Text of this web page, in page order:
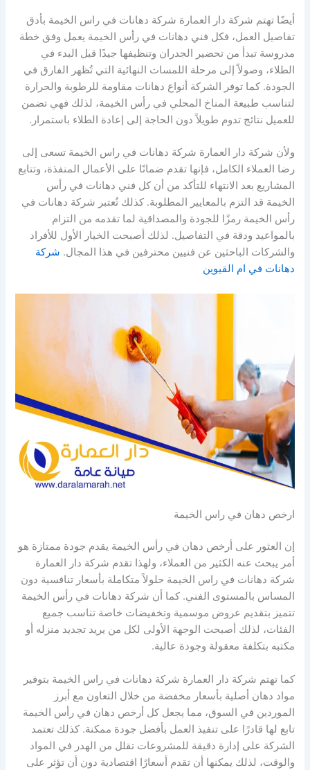
أيضًا تهتم شركة دار العمارة شركة دهانات في راس الخيمة بأدق
تفاصيل العمل، فكل فني دهانات في رأس الخيمة يعمل وفق خطة
مدروسة تبدأ من تحضير الجدران وتنظيفها جيدًا قبل البدء في
الطلاء، وصولاً إلى مرحلة اللمسات النهائية التي تُظهر الفارق في
الجودة. كما توفر الشركة أنواع دهانات مقاومة للرطوبة والحرارة
لتناسب طبيعة المناخ المحلي في رأس الخيمة، لذلك فهي تضمن
للعميل نتائج تدوم طويلاً دون الحاجة إلى إعادة الطلاء باستمرار.
ولأن شركة دار العمارة شركة دهانات في راس الخيمة تسعى إلى
رضا العملاء الكامل، فإنها تقدم ضمانًا على الأعمال المنفذة، وتتابع
المشاريع بعد الانتهاء للتأكد من أن كل فني دهانات في رأس
الخيمة قد التزم بالمعايير المطلوبة. كذلك تُعتبر شركة دهانات في
رأس الخيمة رمزًا للجودة والمصداقية لما تقدمه من التزام
بالمواعيد ودقة في التفاصيل. لذلك أصبحت الخيار الأول للأفراد
والشركات الباحثين عن فنيين محترفين في هذا المجال. شركة
دهانات في ام القيوين
ارخص دهان في راس الخيمة
إن العثور على أرخص دهان في رأس الخيمة يقدم جودة ممتازة هو
أمر يبحث عنه الكثير من العملاء، ولهذا تقدم شركة دار العمارة
شركة دهانات في راس الخيمة حلولاً متكاملة بأسعار تنافسية دون
المساس بالمستوى الفني. كما أن شركة دهانات في رأس الخيمة
تتميز بتقديم عروض موسمية وتخفيضات خاصة تناسب جميع
الفئات، لذلك أصبحت الوجهة الأولى لكل من يريد تجديد منزله أو
مكتبه بتكلفة معقولة وجودة عالية.
كما تهتم شركة دار العمارة شركة دهانات في راس الخيمة بتوفير
مواد دهان أصلية بأسعار مخفضة من خلال التعاون مع أبرز
الموردين في السوق، مما يجعل كل أرخص دهان في رأس الخيمة
تابع لها قادرًا على تنفيذ العمل بأفضل جودة ممكنة. كذلك تعتمد
الشركة على إدارة دقيقة للمشروعات تقلل من الهدر في المواد
والوقت، لذلك يمكنها أن تقدم أسعارًا اقتصادية دون أن تؤثر على